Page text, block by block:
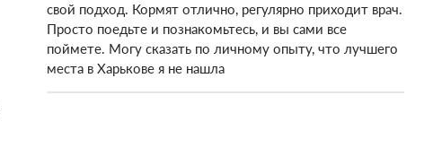
свой подход. Кормят отлично, регулярно приходит врач.
Просто поедьте и познакомьтесь, и вы сами все
поймете. Могу сказать по личному опыту, что лучшего
места в Харькове я не нашла